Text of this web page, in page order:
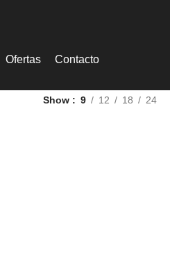
Ofertas Contacto
Show 9 12 18 24